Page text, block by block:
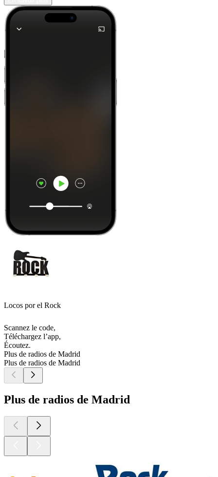
Locos por el Rock
Scannez le code,
Téléchargez l’app,
Écoutez.
Plus de radios de Madrid
Plus de radios de Madrid
Plus de radios de Madrid